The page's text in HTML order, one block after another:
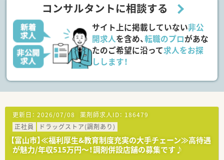
とも可能です。
■その他にも、管理部門や商品部門等の本社スタッフなど活動領
域は多種多様です。
■在宅実施店舗は年々増加しており、在宅医療へもしっかりと関
わる事ができます。
■育児休暇は3歳まで取得が可能で、時短制度は小学5年生まで
時短勤務ができるよう変更予定です。
■日用品から常備薬まで、従業員割引制度など嬉しいメリットも
たくさんあります！
コンサルタントに相談する
サイト上に掲載していない非公
開求人を含め、転職のプロがあな
たのご希望に沿って求人をお探
しします！
更新日： 2026/07/08 薬剤師求人ID： 186479
正社員
ドラッグストア(調剤あり)
【富山市】≪福利厚生&教育制度充実の大手チェーン≫高待遇
が魅力/年収515万円～！調剤併設店舗の募集です♪